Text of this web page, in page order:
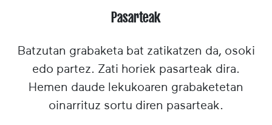
Pasarteak
Batzutan grabaketa bat zatikatzen da, osoki
edo partez. Zati horiek pasarteak dira.
Hemen daude lekukoaren grabaketetan
oinarrituz sortu diren pasarteak.